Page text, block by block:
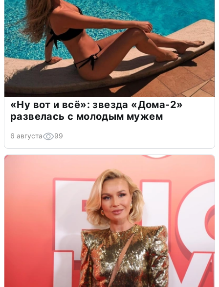
«Ну вот и всё»: звезда «Дома-2»
развелась с молодым мужем
6 августа 99